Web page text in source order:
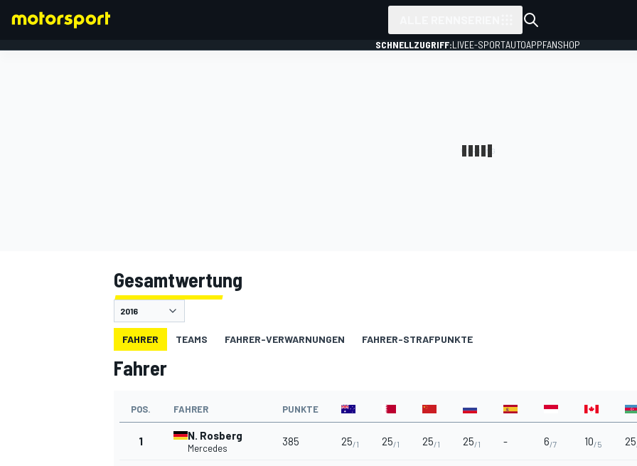
SCHNELLZUGRIFF:LIVEE-SPORTAUTOAPPFANSHOP
Gesamtwertung
FAHRER TEAMS FAHRER-VERWARNUNGEN FAHRER-STRAFPUNKTE
Fahrer
POS. FAHRER PUNKTE
1 N. Rosberg
Mercedes
385 25/1 25/1 25/1 25/1 - 6/7 10/5 25